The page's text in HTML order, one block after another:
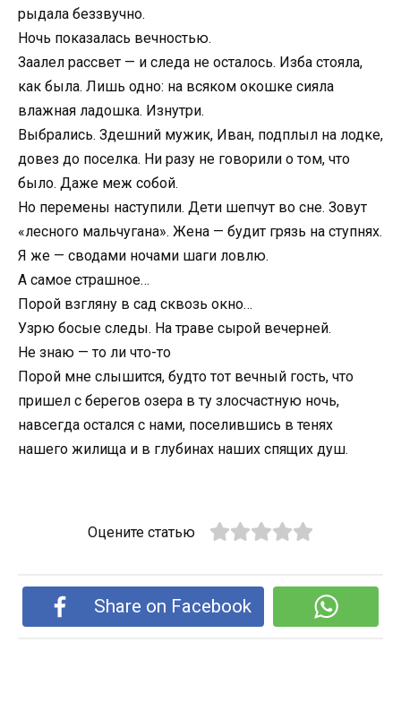
рыдала беззвучно.
Ночь показалась вечностью.
Заалел рассвет — и следа не осталось. Изба стояла,
как была. Лишь одно: на всяком окошке сияла
влажная ладошка. Изнутри.
Выбрались. Здешний мужик, Иван, подплыл на лодке,
довез до поселка. Ни разу не говорили о том, что
было. Даже меж собой.
Но перемены наступили. Дети шепчут во сне. Зовут
«лесного мальчугана». Жена — будит грязь на ступнях.
Я же — сводами ночами шаги ловлю.
А самое страшное…
Порой взгляну в сад сквозь окно…
Узрю босые следы. На траве сырой вечерней.
Не знаю — то ли что-то
Порой мне слышится, будто тот вечный гость, что
пришел с берегов озера в ту злосчастную ночь,
навсегда остался с нами, поселившись в тенях
нашего жилища и в глубинах наших спящих душ.
Оцените статью
Share on Facebook